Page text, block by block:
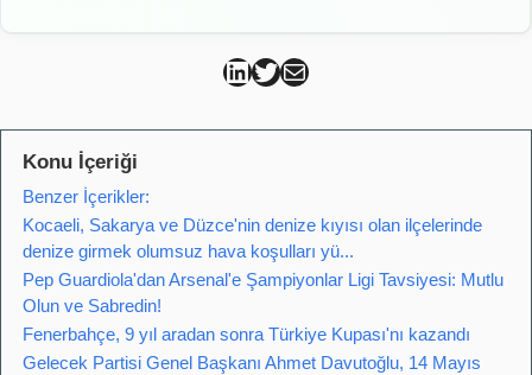
Can Kütahya Linkedin
Can Kütahya Twitter
Can Kütahya Mail
Konu İçeriği
Benzer İçerikler:
Kocaeli, Sakarya ve Düzce'nin denize kıyısı olan ilçelerinde
denize girmek olumsuz hava koşulları yü...
Pep Guardiola'dan Arsenal'e Şampiyonlar Ligi Tavsiyesi: Mutlu
Olun ve Sabredin!
Fenerbahçe, 9 yıl aradan sonra Türkiye Kupası'nı kazandı
Gelecek Partisi Genel Başkanı Ahmet Davutoğlu, 14 Mayıs